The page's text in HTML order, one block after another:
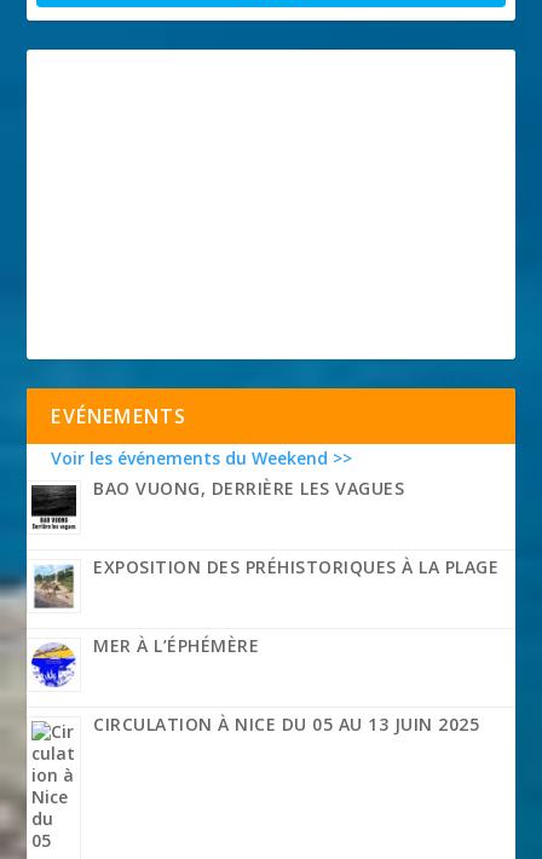
EVÉNEMENTS
Voir les événements du Weekend >>
BAO VUONG, DERRIÈRE LES VAGUES
EXPOSITION DES PRÉHISTORIQUES À LA PLAGE
MER À L’ÉPHÉMÈRE
CIRCULATION À NICE DU 05 AU 13 JUIN 2025